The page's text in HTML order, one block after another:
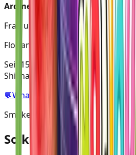
Aromen:
Ananas, Pfirsich, Zitrone
Frag unseren Shisha Experten
Florian
Seit 15 Jahren in der Shisha
Shisha Europameister.
💬WhatsApp · 0170 3250234
SmokeDex Mixology
So kannst du Mr.